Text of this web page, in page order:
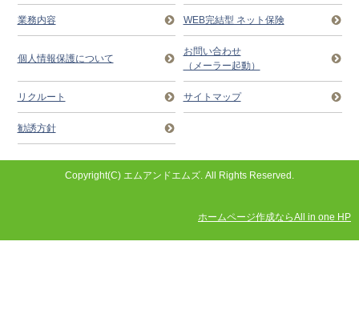
業務内容 WEB完結型 ネット保険
個人情報保護について
お問い合わせ
（メーラー起動）
リクルート サイトマップ
勧誘方針
Copyright(C) エムアンドエムズ. All Rights Reserved.
ホームページ作成ならAll in one HP